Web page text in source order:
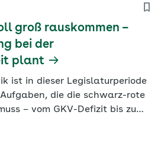
groß rauskommen –
bei der
plant
ist in dieser Legislaturperiode
die die schwarz-rote
– vom GKV-Defizit bis zum
ganz konkret die